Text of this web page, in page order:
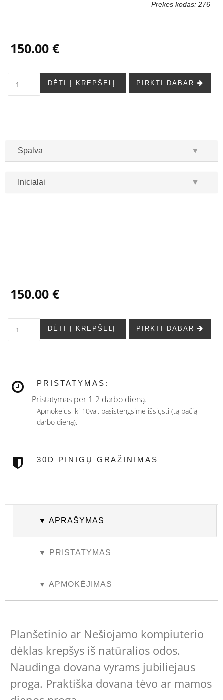
Prekes kodas: 276
150.00 €
DĖTI Į KREPŠELĮ PIRKTI DABAR
Spalva ▼
Inicialai ▼
150.00 €
DĖTI Į KREPŠELĮ PIRKTI DABAR
PRISTATYMAS:
Pristatymas per 1-2 darbo dieną.
Apmokejus iki 10val, pasistengsime išsiųsti (tą pačią
darbo dieną).
30D PINIGŲ GRAŽINIMAS
▼ APRAŠYMAS
▼ PRISTATYMAS
▼ APMOKĖJIMAS
Planšetinio ar Nešiojamo kompiuterio
dėklas krepšys iš natūralios odos.
Naudinga dovana vyrams jubiliejaus
proga. Praktiška dovana tėvo ar mamos